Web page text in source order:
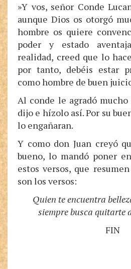
»Y vos, señor Conde
aunque Dios os otorgó
hombre os quiere
poder y estado
realidad, creed que lo
por tanto, debéis estar
como hombre de buen
Al conde le agradó
dijo e hízolo así. Por su
lo engañaran.
Y como don Juan creyó
bueno, lo mandó poner
estos versos, que
son los versos:
Quien te encuentra
siempre busca quitarte
FIN